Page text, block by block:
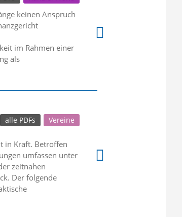
keinen Anspruch
im Rahmen einer
als
Vereine
alle PDFs
in Kraft. Betroffen
umfassen unter
zeitnahen
Der folgende